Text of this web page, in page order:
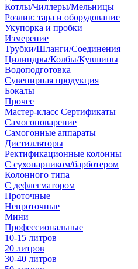
Котлы/Чиллеры/Мельницы
Розлив: тара и оборудование
Укупорка и пробки
Измерение
Трубки/Шланги/Соединения
Цилиндры/Колбы/Кувшины
Водоподготовка
Сувенирная продукция
Бокалы
Прочее
Мастер-класс Сертификаты
Самогоноварение
Самогонные аппараты
Дистилляторы
Ректификационные колонны
С сухопарником/барботером
Колонного типа
С дефлегматором
Проточные
Непроточные
Мини
Профессиональные
10-15 литров
20 литров
30-40 литров